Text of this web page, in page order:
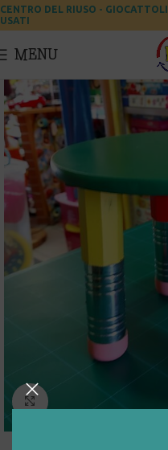
CENTRO DEL RIUSO - GIOCATTOLI
USATI
MENU
Click to enlarge